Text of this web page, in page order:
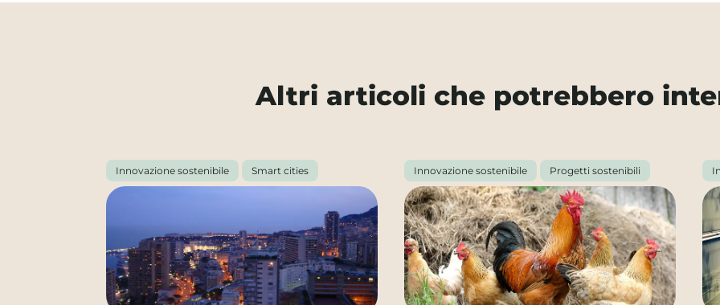
Altri articoli che potrebbero
Innovazione sostenibile Smart cities Innovazione sostenibile Progetti sostenibili